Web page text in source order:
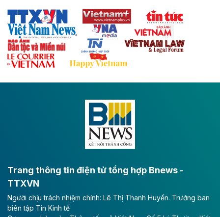
Thái Nguyên và các tỉnh trung du, miền núi phía Bắc
với hệ thống cửa khẩu quốc tế tại Lạng Sơn.
Theo baodautu.vn
Đề xuất đầu tư 11.500 tỷ đồng xây dựng cao
tốc CT.11 qua Ninh Bình
Đông A dài khoảng 25,1 km được kỳ vọng sẽ tạo động
lực phát triển kinh tế - xã hội khu vực phía Nam đồng
Long Thành
Tổng công ty Cảng hàng không Việt Nam - CTCP
(ACV) vừa lập kỷ lục mới về lợi nhuận trong quý
II/2026.
Trang thông tin điện tử tổng hợp Bnews -
TTXVN
Người chịu trách nhiệm chính: Lê Thị Thanh Huyền. Trưởng ban
biên tập Tin Kinh tế